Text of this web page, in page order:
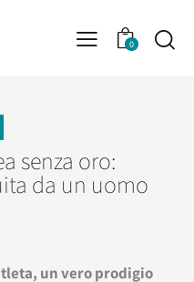
0
senza oro:
da un uomo
un vero prodigio